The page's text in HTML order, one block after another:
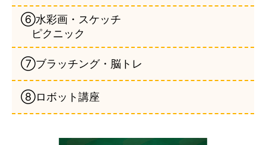
⑥水彩画・スケッチ
ピクニック
⑦ブラッチング・脳トレ
⑧ロボット講座